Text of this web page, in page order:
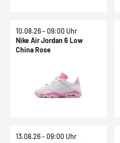
10.08.26 - 09:00 Uhr
Nike Air Jordan 6 Low
China Rose
13.08.26 - 09:00 Uhr